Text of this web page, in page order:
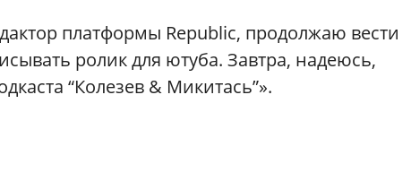
платформы Republic, продолжаю вести
ролик для ютуба. Завтра, надеюсь,
“Колезев & Микитась”».